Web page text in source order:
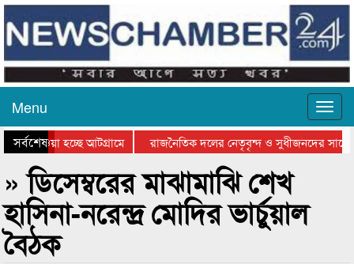
Menu
সর্বশেষ
যাওয়া হচ্ছে আটগ্রামে
রাজনৈতিক দলের নেতৃবৃন্দ ও সুধীজনদের সাথে
পুরস্কার বিতরণ সম্পন্ন
সিলেটে বাংলাদেশ গ্রুপ থিয়েটার
» ডিসেম্বরের মাঝামাঝি শেখ
হাসিনা-নরেন্দ্র মোদির ভার্চুয়াল
বৈঠক